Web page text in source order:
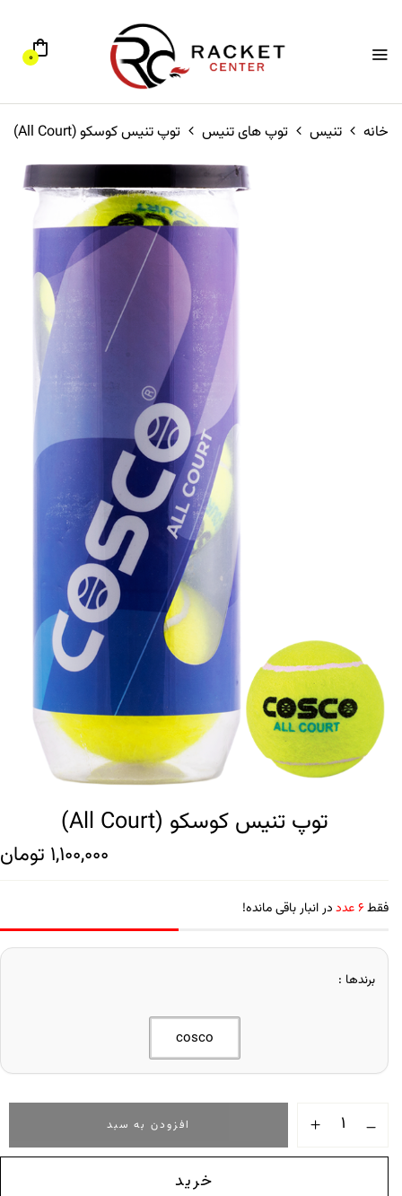
0
خانه تنیس توپ های تنیس توپ تنیس کوسکو (All Court)
توپ تنیس کوسکو (All Court)
1,100,000 تومان
فقط6 عدد در انبار باقی مانده!
برندها
cosco
افزودن به سبد
خرید